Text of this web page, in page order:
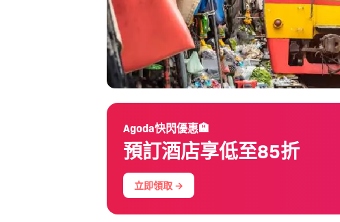
Agoda快閃優惠🏨
預訂酒店享低至85折
立即領取 →